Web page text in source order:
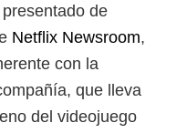
de
Netflix Newsroom,
con la
que lleva
del videojuego